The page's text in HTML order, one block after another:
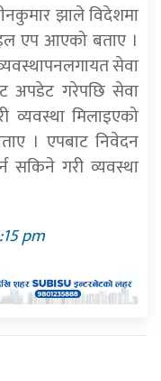
झाले विदेशमा
एप आएको बताए ।
सेवा
अपडेट गरेपछि सेवा
व्यवस्था मिलाइएको
। एपबाट निवेदन
सकिने गरी व्यवस्था
pm